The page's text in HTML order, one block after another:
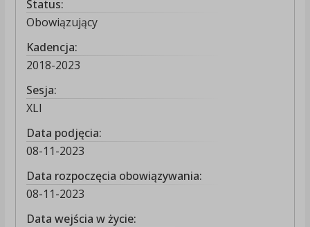
Status:
Obowiązujący
Kadencja:
2018-2023
Sesja:
XLI
Data podjęcia:
08-11-2023
Data rozpoczęcia obowiązywania:
08-11-2023
Data wejścia w życie: